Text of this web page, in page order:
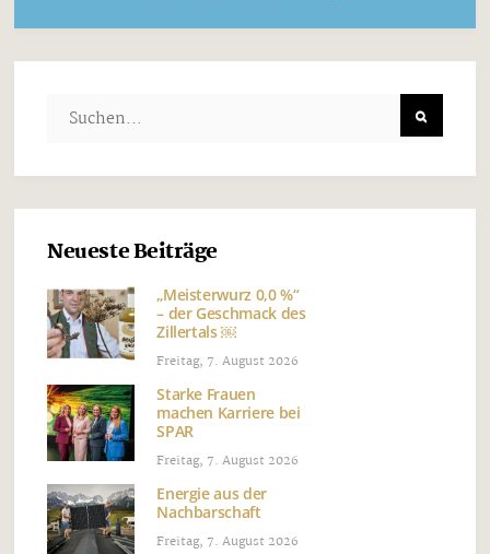
Neueste Beiträge
„Meisterwurz 0,0 %“
– der Geschmack des
Zillertals ￼
Freitag, 7. August 2026
Starke Frauen
machen Karriere bei
SPAR
Freitag, 7. August 2026
Energie aus der
Nachbarschaft
Freitag, 7. August 2026